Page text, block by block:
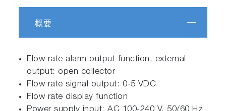
概要
Flow rate alarm output function, external
output: open collector
Flow rate signal output: 0-5 VDC
Flow rate display function